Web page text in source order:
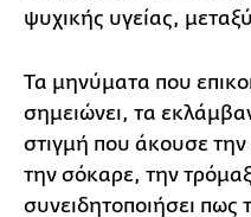
ψυχικής υγείας,
Τα μηνύματα που
σημειώνει, τα
στιγμή που άκουσε
την σόκαρε, την
συνειδητοποιήσει